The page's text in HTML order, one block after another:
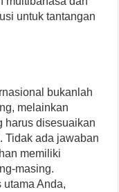
untuk tantangan
bukanlah
melainkan
harus disesuaikan
Tidak ada jawaban
memiliki
masing.
utama Anda,